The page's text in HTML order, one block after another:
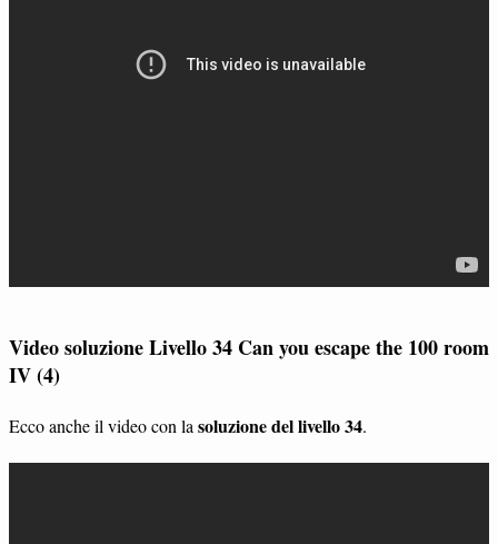
Video soluzione Livello 34 Can you escape the 100 room
IV (4)
Ecco anche il video con lasoluzione del livello 34.